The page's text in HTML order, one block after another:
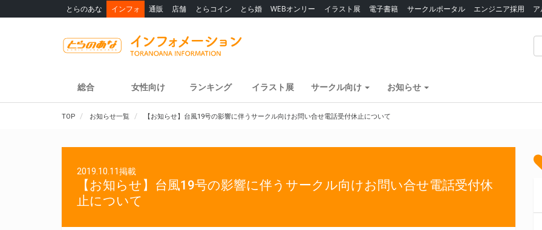
とらのあな インフォ 通販 店舗 とらコイン とら婚 WEBオンリー イラスト展 電子書籍 サークルポータル エンジニア採用
総合 女性向け ランキング イラスト展 サークル向け お知らせ
TOP お知らせ一覧 【お知らせ】台風19号の影響に伴うサークル向けお問い合せ電話受付休止について
2019.10.11掲載
【お知らせ】台風19号の影響に伴うサークル向けお問い合せ電話受付休
止について